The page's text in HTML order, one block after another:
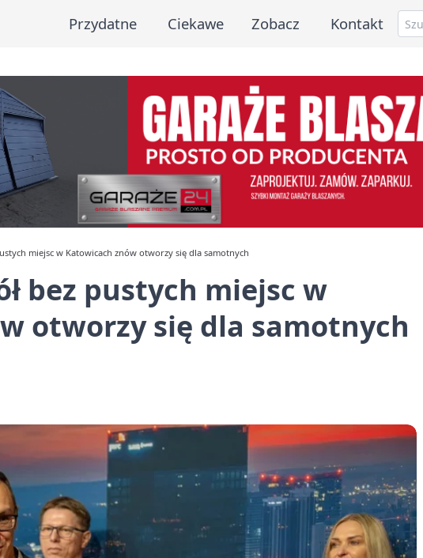
Przydatne Ciekawe Zobacz Kontakt
miejsc w Katowicach znów otworzy się dla samotnych
bez pustych miejsc w
otworzy się dla samotnych